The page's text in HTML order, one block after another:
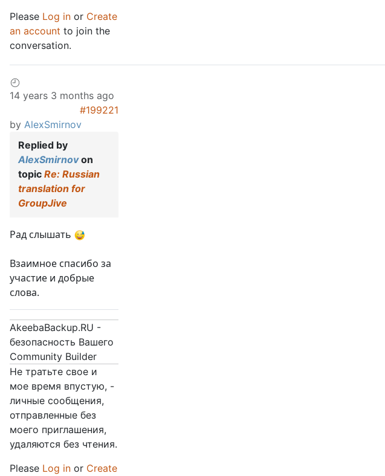
Please Log in or Create
an account to join the
conversation.
14 years 3 months ago
#199221
by AlexSmirnov
Replied by
AlexSmirnovon
topic Re: Russian
translation for
GroupJive
Рад слышать
Взаимное спасибо за
участие и добрые
слова.
AkeebaBackup.RU -
безопасность Вашего
Community Builder
Не тратьте свое и
мое время впустую, -
личные сообщения,
отправленные без
моего приглашения,
удаляются без чтения.
Please Log in or Create